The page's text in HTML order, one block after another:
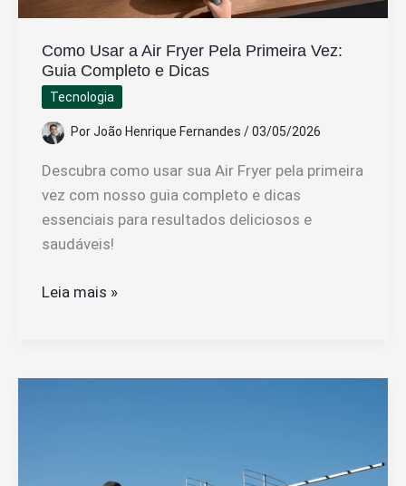
Como Usar a Air Fryer Pela Primeira Vez:
Guia Completo e Dicas
Tecnologia
PorJoão Henrique Fernandes /03/05/2026
Descubra como usar sua Air Fryer pela primeira
vez com nosso guia completo e dicas
essenciais para resultados deliciosos e
saudáveis!
Como
Leia mais »